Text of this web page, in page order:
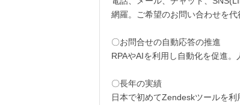
網羅。ご希望のお問い合わせを代
〇お問合せの自動応答の推進
RPAやAIを利用し自動化を促進。
〇長年の実績
日本で初めてZendeskツールを利